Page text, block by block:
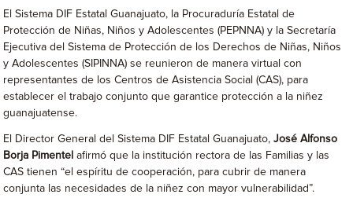
El Sistema DIF Estatal Guanajuato, la Procuraduría Estatal de
Protección de Niñas, Niños y Adolescentes (PEPNNA) y la Secretaría
Ejecutiva del Sistema de Protección de los Derechos de Niñas, Niños
y Adolescentes (SIPINNA) se reunieron de manera virtual con
representantes de los Centros de Asistencia Social (CAS), para
establecer el trabajo conjunto que garantice protección a la niñez
guanajuatense.
El Director General del Sistema DIF Estatal Guanajuato,José Alfonso
Borja Pimentelafirmó que la institución rectora de las Familias y las
CAS tienen “el espíritu de cooperación, para cubrir de manera
conjunta las necesidades de la niñez con mayor vulnerabilidad”.